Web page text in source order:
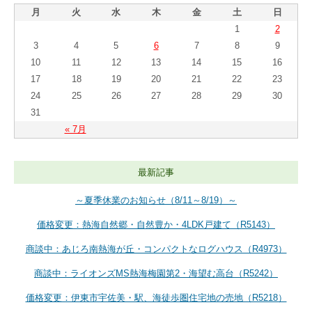
月 火 水 木 金 土 日
« 7月
1
2
3
4 5 6 7 8
9
10
11 12 13 14 15
16
17
18 19 20 21 22
23
24
25 26 27 28 29
30
31
最新記事
～夏季休業のお知らせ（8/11～8/19）～
価格変更：熱海自然郷・自然豊か・4LDK戸建て（R5143）
商談中：あじろ南熱海が丘・コンパクトなログハウス（R4973）
商談中：ライオンズMS熱海梅園第2・海望む高台（R5242）
価格変更：伊東市宇佐美・駅、海徒歩圏住宅地の売地（R5218）